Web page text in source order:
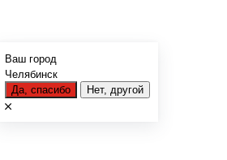
Ваш город
Челябинск
Да, спасибо Нет, другой